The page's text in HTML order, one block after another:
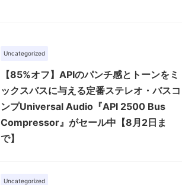
Uncategorized
【85%オフ】APIのパンチ感とトーンをミ
ックスバスに与える定番ステレオ・バスコ
ンプUniversal Audio『API 2500 Bus
Compressor』がセール中【8月2日ま
で】
Uncategorized